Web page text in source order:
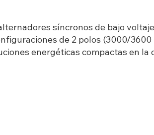
síncronos de bajo
de 2 polos (3000/
energéticas compactas en